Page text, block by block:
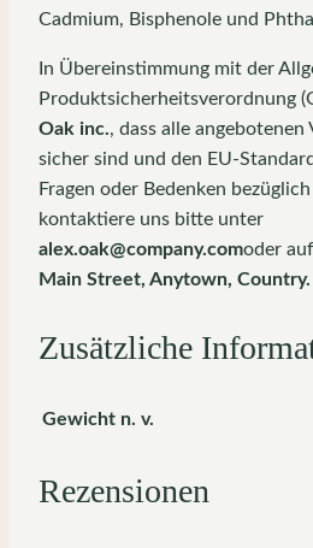
Cadmium, Bisphenole und
In Übereinstimmung mit der
Produktsicherheitsverordnung
Oak inc., dass alle
sicher sind und den EU-
Fragen oder Bedenken
kontaktiere uns bitte unter
alex.oak@company.comoder
Main Street, Anytown, Country.
Zusätzliche
Gewicht n. v.
Rezensionen